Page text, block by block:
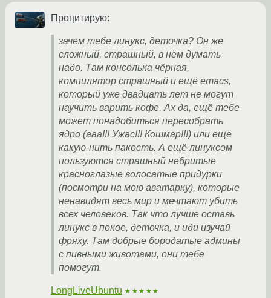
Процитирую:
зачем тебе линукс, деточка? Он же
сложный, страшный, в нём думать
надо. Там консолька чёрная,
компилятор страшный и ещё emacs,
который уже двадцать лет не могут
научить варить кофе. Ах да, ещё тебе
может понадобиться пересобрать
ядро (ааа!!! Ужас!!! Кошмар!!!) или ещё
какую-нить пакость. А ещё линуксом
пользуются страшный небритые
красноглазые волосатые придурки
(посмотри на мою аватарку), которые
ненавидят весь мир и мечтают убить
всех человеков. Так что лучше оставь
линукс в покое, деточка, и иди изучай
фряху. Там добрые бородатые админы
с пивными животами, они тебе
помогут.
LongLiveUbuntu ★★★★★